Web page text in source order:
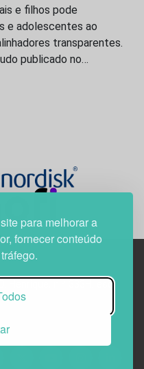
para melhorar a
fornecer conteúdo
e filhos pode
e adolescentes ao
transparentes.
publicado no…
Henrique, n.º 333H, esc.